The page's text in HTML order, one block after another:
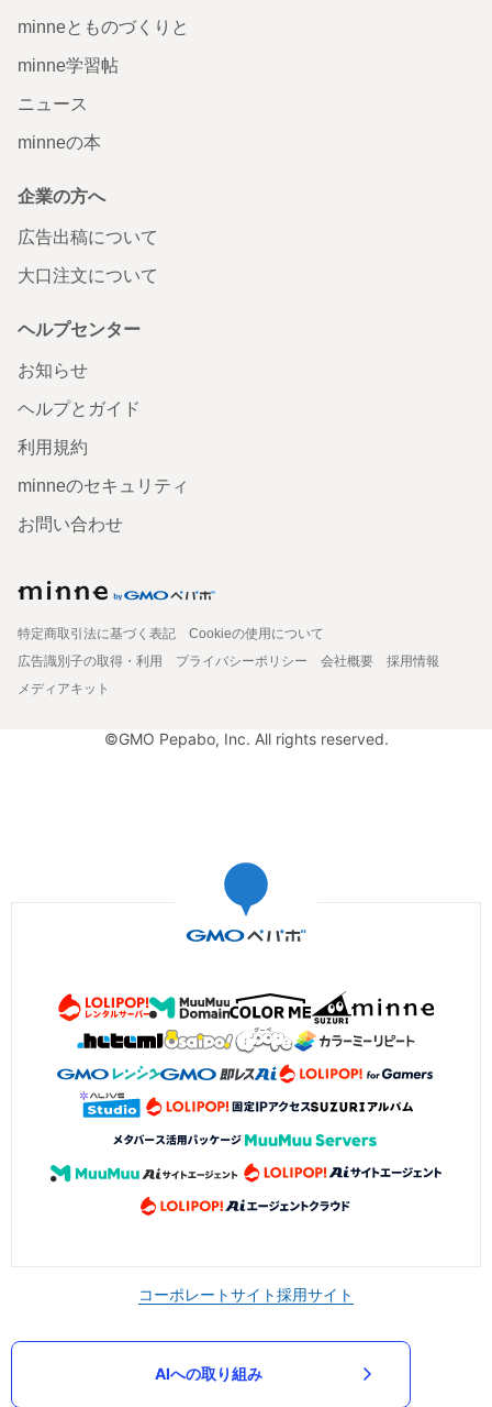
minneとものづくりと
minne学習帖
ニュース
minneの本
企業の方へ
広告出稿について
大口注文について
ヘルプセンター
お知らせ
ヘルプとガイド
利用規約
minneのセキュリティ
お問い合わせ
特定商取引法に基づく表記
Cookieの使用について
広告識別子の取得・利用
プライバシーポリシー 会社概要
採用情報
メディアキット
©GMO Pepabo, Inc. All rights reserved.
コーポレートサイト採用サイト
AIへの取り組み